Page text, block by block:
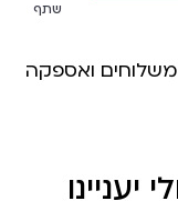
שתף
משלוחים ואספקה